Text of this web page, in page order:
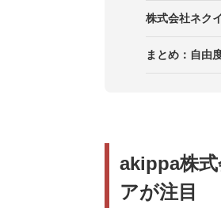
広報PR
配信先
株式会社ネク
広報資
まとめ：自由
akippa株
アが注目